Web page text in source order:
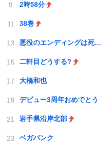
2時58分
38巻
悪役のエンディングは死のみ
二軒目どうする?
大橋和也
デビュー3周年おめでとう
岩手県沿岸北部
ベガパンク